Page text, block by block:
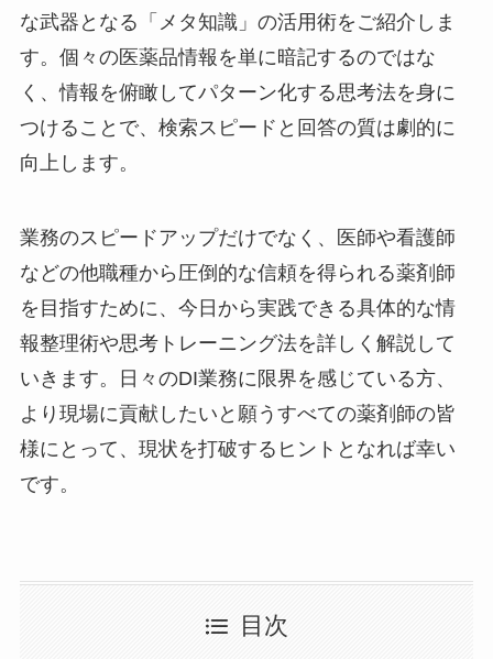
な武器となる「メタ知識」の活用術をご紹介しま
す。個々の医薬品情報を単に暗記するのではな
く、情報を俯瞰してパターン化する思考法を身に
つけることで、検索スピードと回答の質は劇的に
向上します。
業務のスピードアップだけでなく、医師や看護師
などの他職種から圧倒的な信頼を得られる薬剤師
を目指すために、今日から実践できる具体的な情
報整理術や思考トレーニング法を詳しく解説して
いきます。日々のDI業務に限界を感じている方、
より現場に貢献したいと願うすべての薬剤師の皆
様にとって、現状を打破するヒントとなれば幸い
です。
目次